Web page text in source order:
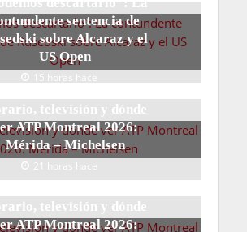
descartarlo”: La
sentencia de
sobre Alcaraz y el
US Open
15 horas hace
televisión y dónde
ATP Montreal 2026:
Mérida – Michelsen
21 horas hace
televisión y dónde
ATP Montreal 2026: